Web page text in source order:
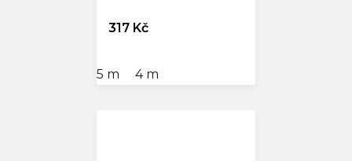
317 Kč
5 m 4 m